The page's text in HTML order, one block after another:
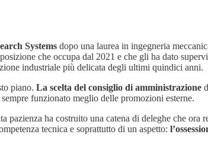
Systems dopo una laurea in ingegneria
che occupa dal 2021 e che gli ha dato
industriale più delicata degli ultimi quindici anni.
piano. La scelta del consiglio di amministrazione
funzionato meglio delle promozioni esterne.
pazienza ha costruito una catena di deleghe che
tecnica e soprattutto di un aspetto: